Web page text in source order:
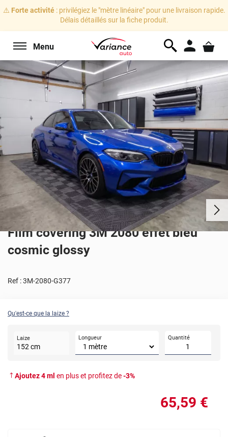
⚠️ Forte activité: privilégiez le "mètre linéaire" pour une livraison rapide.
Délais détaillés sur la fiche produit.
Menu
Film covering 3M 2080 effet bleu
cosmic glossy
Ref :3M-2080-G377
Qu'est-ce que la laize ?
Laize
152 cm
Longueur Quantité
Ajoutez4ml en plus et profitez de-3%
65,59 €